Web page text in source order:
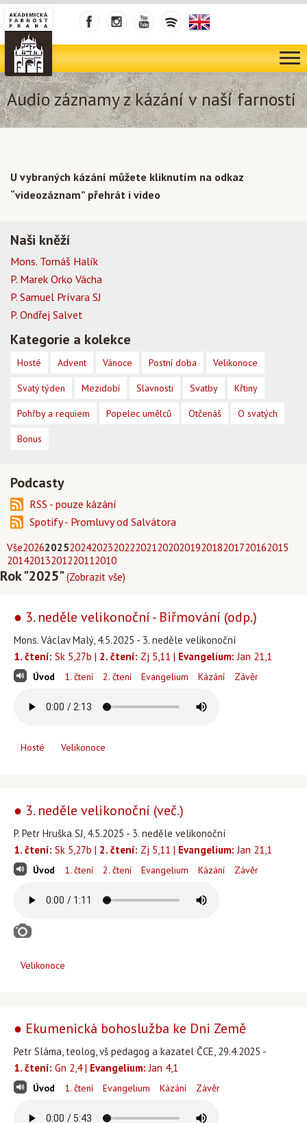
Audio záznamy z kázání v naší farnosti
Vše202620252024202320222021202020192018201720162015
20142013201220112010
Rok "2025"(Zobrazit vše)
● 3. neděle velikonoční - Biřmování (odp.)
Mons. Václav Malý, 4.5.2025 - 3. neděle velikonoční
1. čtení: Sk 5,27b | 2. čtení: Zj 5,11 | Evangelium: Jan 21,1
Úvod 1. čtení 2. čtení Evangelium Kázání Závěr
Hosté Velikonoce
● 3. neděle velikonoční (več.)
P. Petr Hruška SJ, 4.5.2025 - 3. neděle velikonoční
1. čtení: Sk 5,27b | 2. čtení: Zj 5,11 | Evangelium: Jan 21,1
Úvod 1. čtení 2. čtení Evangelium Kázání Závěr
Velikonoce
● Ekumenická bohoslužba ke Dni Země
Petr Sláma, teolog, vš pedagog a kazatel ČCE, 29.4.2025 -
1. čtení: Gn 2,4 | Evangelium: Jan 4,1
Úvod 1. čtení Evangelium Kázání Závěr
U vybraných kázání můžete kliknutím na odkaz
“videozáznam” přehrát i video
Naši kněží
Mons. Tomáš Halík
P. Marek Orko Vácha
P. Samuel Prívara SJ
P. Ondřej Salvet
Kategorie a kolekce
Hosté Advent Vánoce Postní doba Velikonoce
Svatý týden Mezidobí Slavnosti Svatby Křtiny
Pohřby a requiem Popelec umělců Otčenáš O svatých
Bonus
Podcasty
RSS - pouze kázání
Spotify - Promluvy od Salvátora